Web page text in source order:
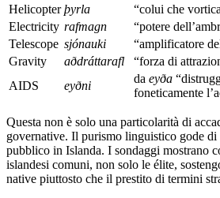
Helicopter þyrla
“colui che
Electricity rafmagn
“potere
Telescope sjónauki
“amplificatore
Gravity
aðdráttarafl
“forza di
AIDS
eyðni
da eyða
foneticamente
Questa non è solo una particolarità di
governative. Il purismo linguistico gode di
pubblico in Islanda. I sondaggi mostrano
islandesi comuni, non solo le élite,
native piuttosto che il prestito di termini